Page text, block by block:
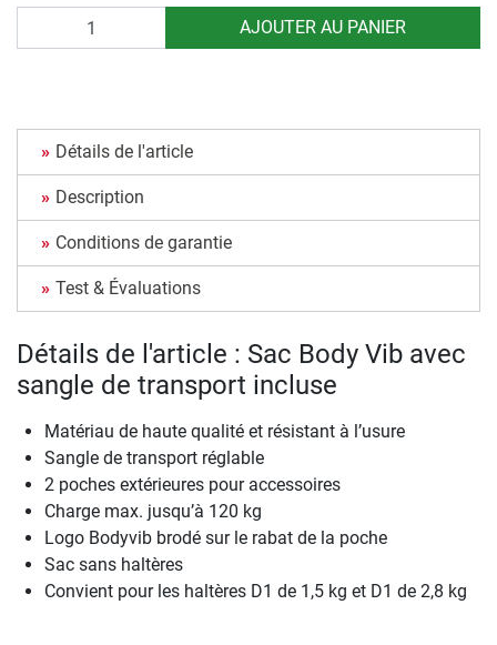
AJOUTER AU PANIER
Détails de l'article
Description
Conditions de garantie
Test & Évaluations
Détails de l'article : Sac Body Vib avec
sangle de transport incluse
Matériau de haute qualité et résistant à l’usure
Sangle de transport réglable
2 poches extérieures pour accessoires
Charge max. jusqu’à 120 kg
Logo Bodyvib brodé sur le rabat de la poche
Sac sans haltères
Convient pour les haltères D1 de 1,5 kg et D1 de 2,8 kg